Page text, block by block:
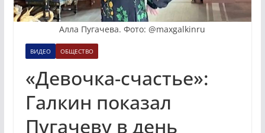
Алла Пугачева. Фото: @maxgalkinru
ВИДЕО ОБЩЕСТВО
«Девочка-счастье»:
Галкин показал
Пугачеву в день